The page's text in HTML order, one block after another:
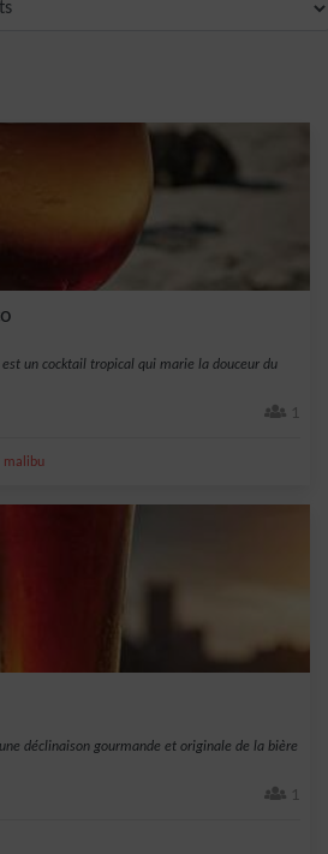
est un cocktail tropical qui marie la douceur du
1
malibu
déclinaison gourmande et originale de la bière
1